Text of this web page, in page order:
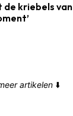
kriebels van
artikelen ⬇️